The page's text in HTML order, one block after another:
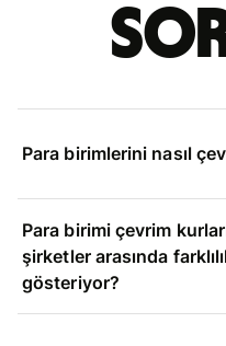
Para birimlerini nasıl
Para birimi çevrim
şirketler arasında
gösteriyor?